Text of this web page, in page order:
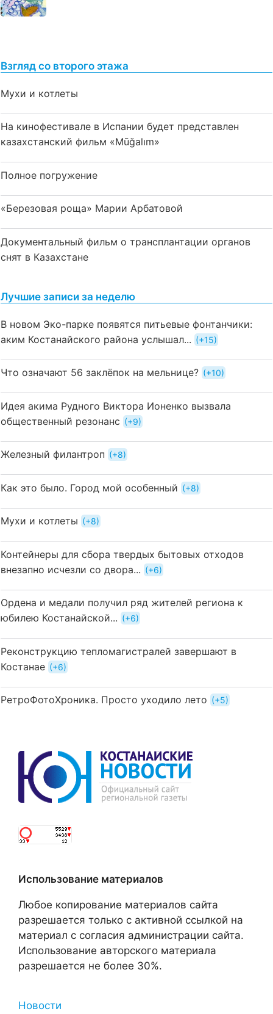
Взгляд со второго этажа
Мухи и котлеты
На кинофестивале в Испании будет представлен
казахстанский фильм «Mūğalım»
Полное погружение
«Березовая роща» Марии Арбатовой
Документальный фильм о трансплантации органов
снят в Казахстане
Лучшие записи за неделю
В новом Эко-парке появятся питьевые фонтанчики:
аким Костанайского района услышал...
+15
Что означают 56 заклёпок на мельнице? +10
Идея акима Рудного Виктора Ионенко вызвала
общественный резонанс
+9
Железный филантроп +8
Как это было. Город мой особенный +8
Мухи и котлеты +8
Контейнеры для сбора твердых бытовых отходов
внезапно исчезли со двора...
+6
Ордена и медали получил ряд жителей региона к
юбилею Костанайской...
+6
Реконструкцию тепломагистралей завершают в
Костанае
+6
РетроФотоХроника. Просто уходило лето +5
Использование материалов
Любое копирование материалов сайта
разрешается только с активной ссылкой на
материал с согласия администрации сайта.
Использование авторского материала
разрешается не более 30%.
Новости